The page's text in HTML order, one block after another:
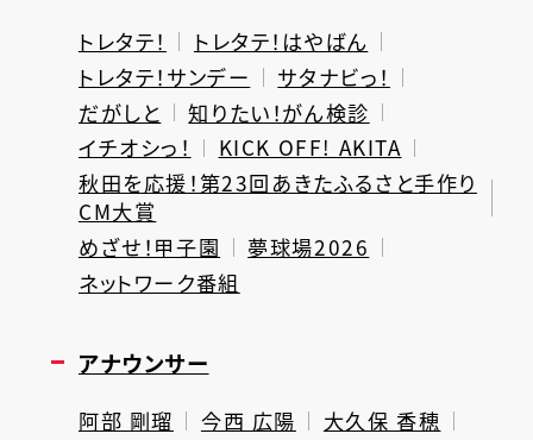
トレタテ！
トレタテ！はやばん
トレタテ！サンデー
サタナビっ！
だがしと
知りたい！がん検診
イチオシっ！
KICK OFF! AKITA
秋田を応援！第23回あきたふるさと手作り
CM大賞
めざせ！甲子園
夢球場2026
ネットワーク番組
アナウンサー
阿部 剛瑠 今西 広陽
大久保 香穂